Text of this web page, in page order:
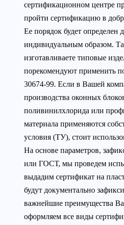
сертификационном центре
пройти сертификацию в
Ее порядок будет определен
индивидуальным образом.
изготавливаете типовые
порекомендуют применить
30674-99. Если в Вашей
производства оконных
поливинилхлорида или
материала применяются
условия (ТУ), стоит
На основе параметров,
или ГОСТ, мы проведем
выдадим сертификат на
будут документально
важнейшие преимущества
оформляем все виды